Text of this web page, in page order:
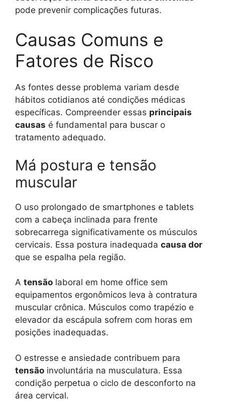
pode prevenir complicações futuras.
Causas Comuns e
Fatores de Risco
As fontes desse problema variam desde
hábitos cotidianos até condições médicas
específicas. Compreender essas principais
causas é fundamental para buscar o
tratamento adequado.
Má postura e tensão
muscular
O uso prolongado de smartphones e tablets
com a cabeça inclinada para frente
sobrecarrega significativamente os músculos
cervicais. Essa postura inadequada causa dor
que se espalha pela região.
A tensão laboral em home office sem
equipamentos ergonômicos leva à contratura
muscular crônica. Músculos como trapézio e
elevador da escápula sofrem com horas em
posições inadequadas.
O estresse e ansiedade contribuem para
tensão involuntária na musculatura. Essa
condição perpetua o ciclo de desconforto na
área cervical.